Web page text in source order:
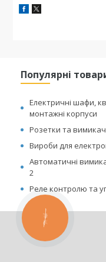
Популярні
Електричні шафи,
монтажні корпуси
Розетки та
Вироби для
Автоматичні
2
Реле контролю та
КНОПКА
ЗВ'ЯЗКУ